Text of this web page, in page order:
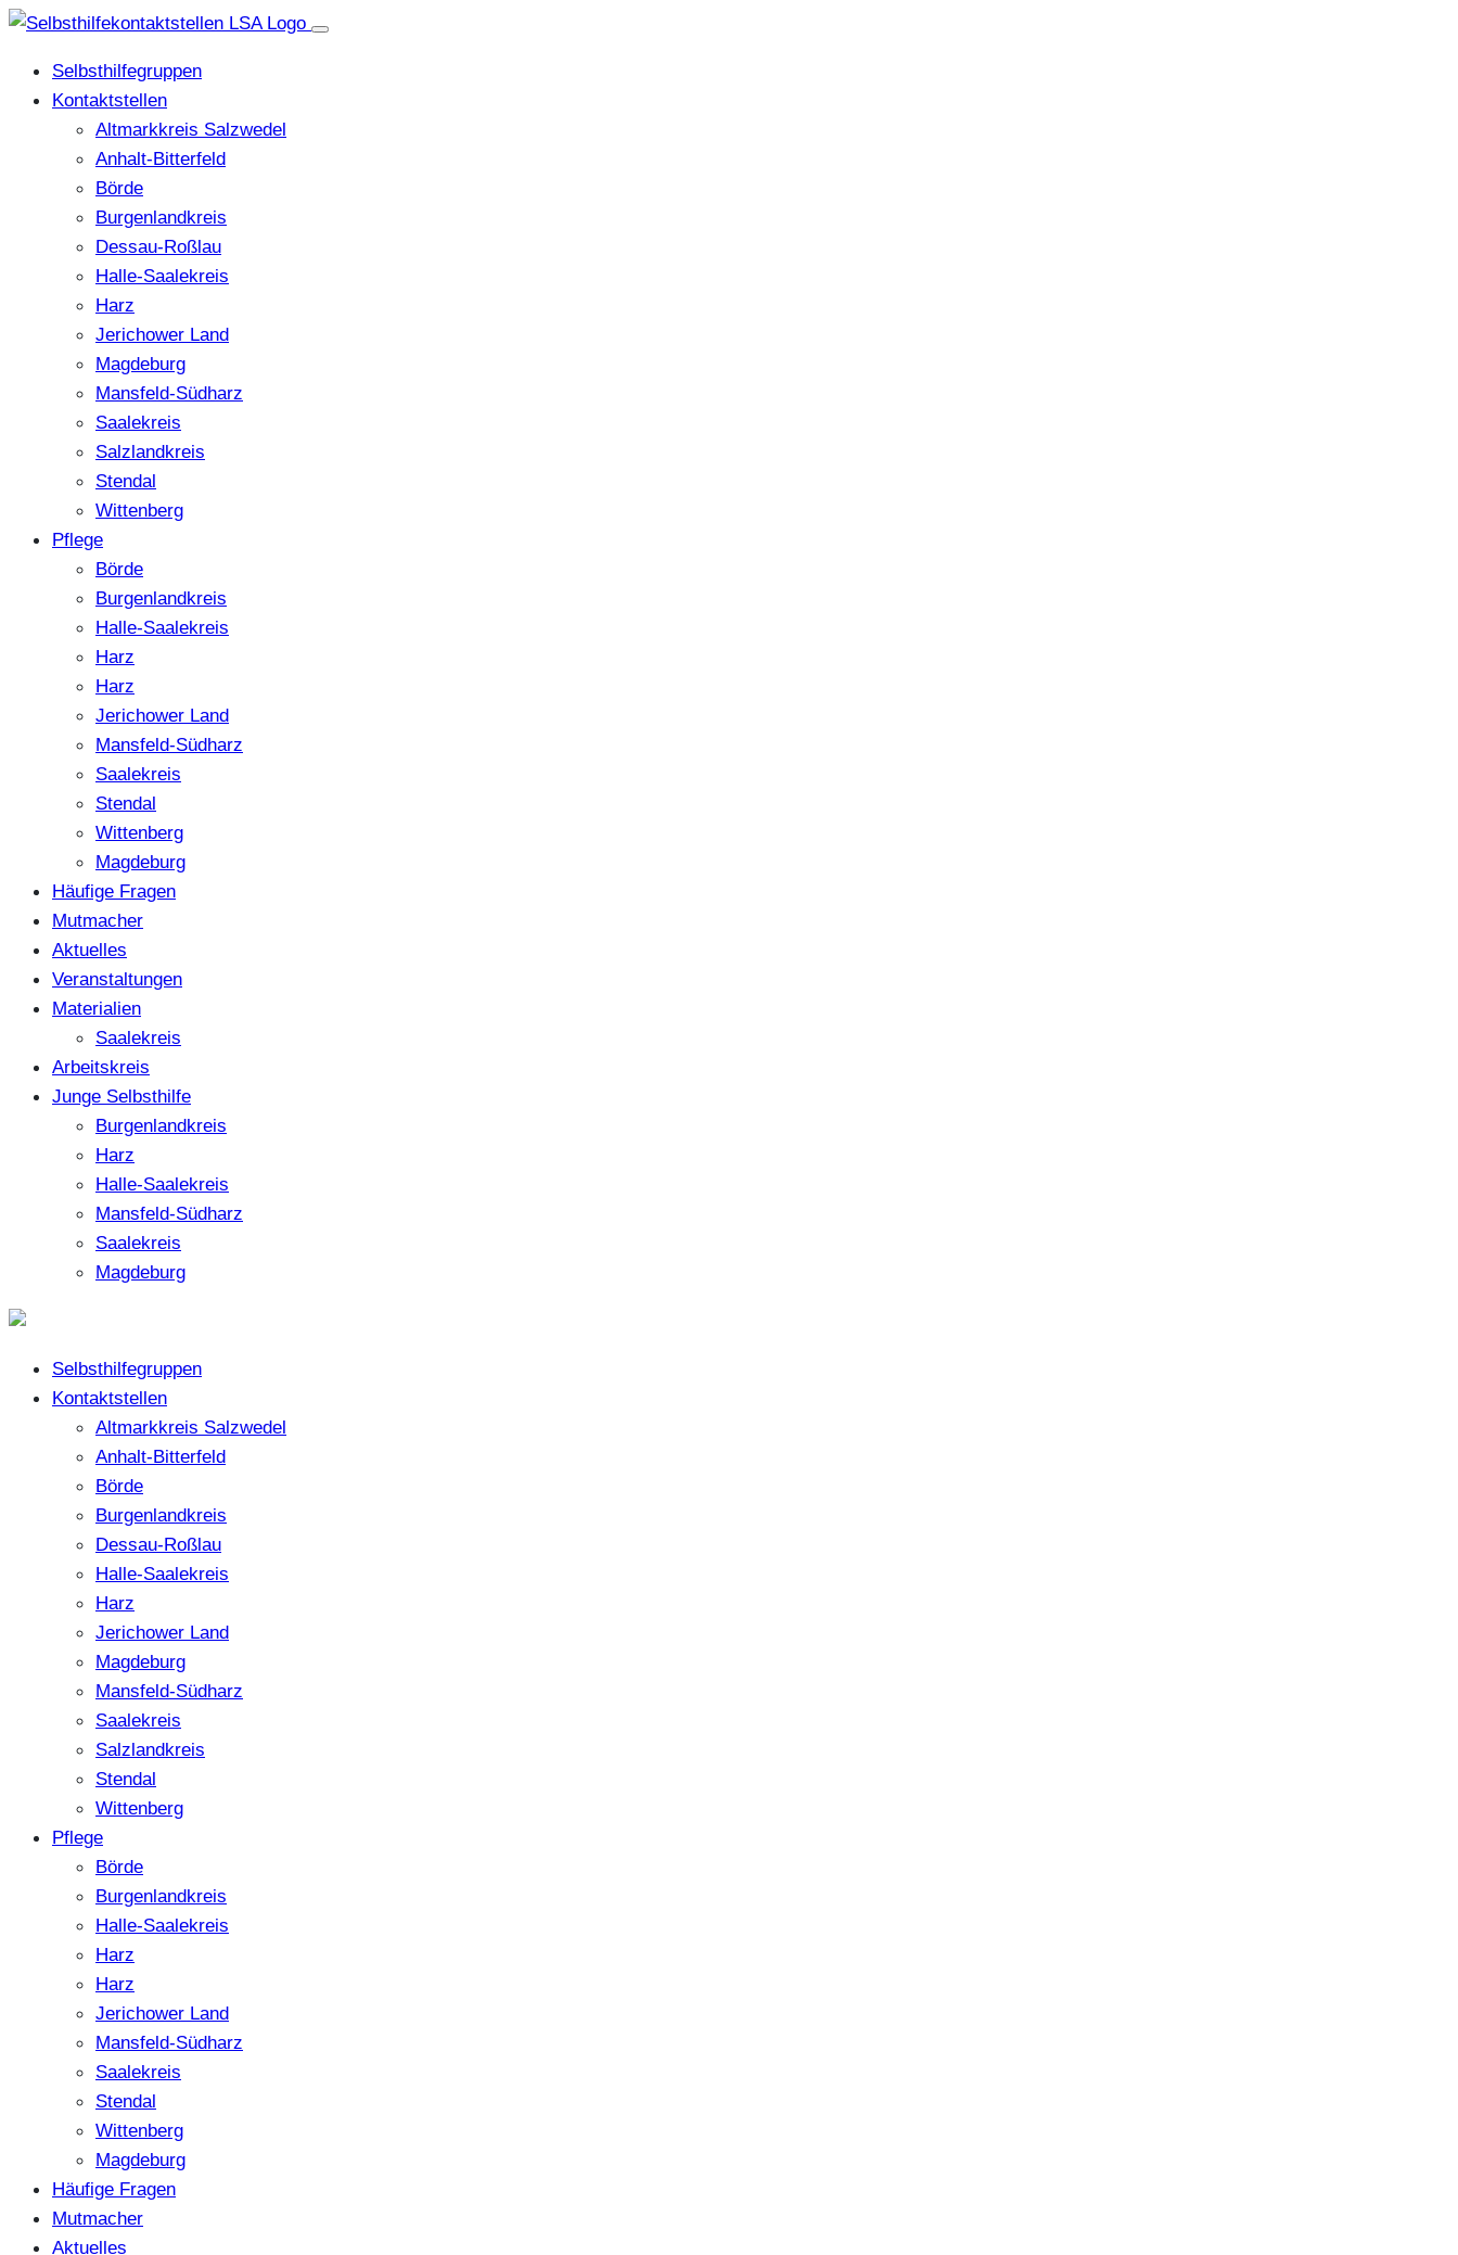
Selbsthilfegruppen
Kontaktstellen
Altmarkkreis Salzwedel
Anhalt-Bitterfeld
Börde
Burgenlandkreis
Dessau-Roßlau
Halle-Saalekreis
Harz
Jerichower Land
Magdeburg
Mansfeld-Südharz
Saalekreis
Salzlandkreis
Stendal
Wittenberg
Pflege
Börde
Burgenlandkreis
Halle-Saalekreis
Harz
Harz
Jerichower Land
Mansfeld-Südharz
Saalekreis
Stendal
Wittenberg
Magdeburg
Häufige Fragen
Mutmacher
Aktuelles
Veranstaltungen
Materialien
Saalekreis
Arbeitskreis
Junge Selbsthilfe
Burgenlandkreis
Harz
Halle-Saalekreis
Mansfeld-Südharz
Saalekreis
Magdeburg
Selbsthilfegruppen
Kontaktstellen
Altmarkkreis Salzwedel
Anhalt-Bitterfeld
Börde
Burgenlandkreis
Dessau-Roßlau
Halle-Saalekreis
Harz
Jerichower Land
Magdeburg
Mansfeld-Südharz
Saalekreis
Salzlandkreis
Stendal
Wittenberg
Pflege
Börde
Burgenlandkreis
Halle-Saalekreis
Harz
Harz
Jerichower Land
Mansfeld-Südharz
Saalekreis
Stendal
Wittenberg
Magdeburg
Häufige Fragen
Mutmacher
Aktuelles